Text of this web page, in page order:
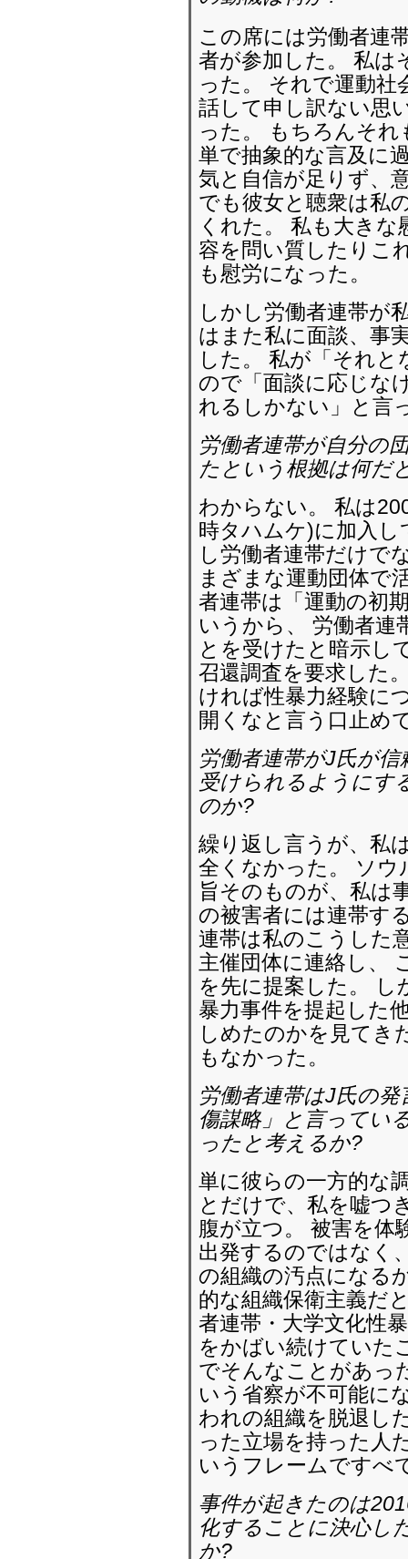
この席には労働者連
者が参加した。 私は
った。 それで運動社
話して申し訳ない思
った。 もちろんそ
単で抽象的な言及に
気と自信が足りず、
でも彼女と聴衆は私
くれた。 私も大き
容を問い質したりこ
も慰労になった。
しかし労働者連帯が
はまた私に面談、事
した。 私が「それ
ので「面談に応じな
れるしかない」と言
労働者連帯が自分の
たという根拠は何だ
わからない。 私は
時タハムケ)に加入
し労働者連帯だけで
まざまな運動団体で
者連帯は「運動の初
いうから、 労働者連
とを受けたと暗示し
召還調査を要求した
ければ性暴力経験に
開くなと言う口止め
労働者連帯がJ氏が
受けられるようにす
のか?
繰り返し言うが、私
全くなかった。 ソウ
旨そのものが、私は
の被害者には連帯す
連帯は私のこうした
主催団体に連絡し、
を先に提案した。 し
暴力事件を提起した
しめたのかを見てき
もなかった。
労働者連帯はJ氏の
傷謀略」と言ってい
ったと考えるか?
単に彼らの一方的な
とだけで、私を嘘つ
腹が立つ。 被害を体
出発するのではなく
の組織の汚点になる
的な組織保衛主義だ
者連帯・大学文化性
をかばい続けていた
でそんなことがあっ
いう省察が不可能に
われの組織を脱退し
った立場を持った人
いうフレームですべ
事件が起きたのは
化することに決心し
か?